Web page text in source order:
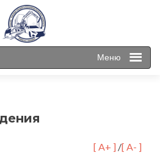
Меню
[ A+ ] /[ A- ]